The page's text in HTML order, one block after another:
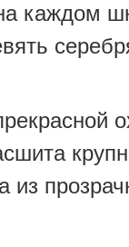
каждом
из